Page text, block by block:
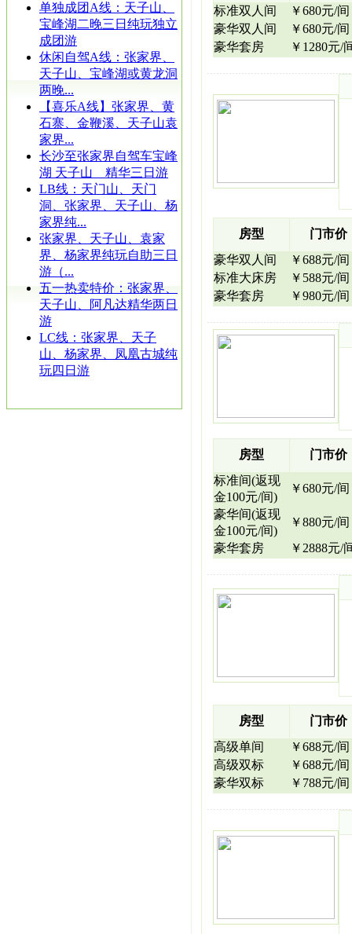
单独成团A线：天子山、
宝峰湖二晚三日纯玩独立
成团游
休闲自驾A线：张家界、
天子山、宝峰湖或黄龙洞
两晚...
【喜乐A线】张家界、黄
石寨、金鞭溪、天子山袁
家界...
长沙至张家界自驾车宝峰
湖 天子山 精华三日游
LB线：天门山、天门
洞、张家界、天子山、杨
家界纯...
张家界、天子山、袁家
界、杨家界纯玩自助三日
游（...
五一热卖特价：张家界、
天子山、阿凡达精华两日
游
LC线：张家界、天子
山、杨家界、凤凰古城纯
玩四日游
标准双人间
￥680元/间
豪华双人间
￥680元/间
豪华套房
￥1280元/
房型
门市价
豪华双人间
￥688元/间
标准大床房
￥588元/间
豪华套房
￥980元/间
房型
门市价
标准间(返现
金100元/间)
￥680元/间
豪华间(返现
金100元/间)
￥880元/间
豪华套房
￥2888元/
房型
门市价
高级单间
￥688元/间
高级双标
￥688元/间
豪华双标
￥788元/间